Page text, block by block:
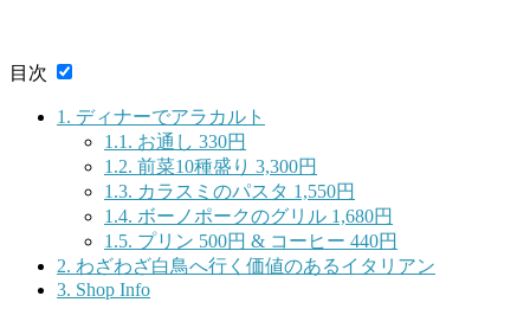
目次
1. ディナーでアラカルト
1.1. お通し 330円
1.2. 前菜10種盛り 3,300円
1.3. カラスミのパスタ 1,550円
1.4. ボーノポークのグリル 1,680円
1.5. プリン 500円 & コーヒー 440円
2. わざわざ白鳥へ行く価値のあるイタリアン
3. Shop Info